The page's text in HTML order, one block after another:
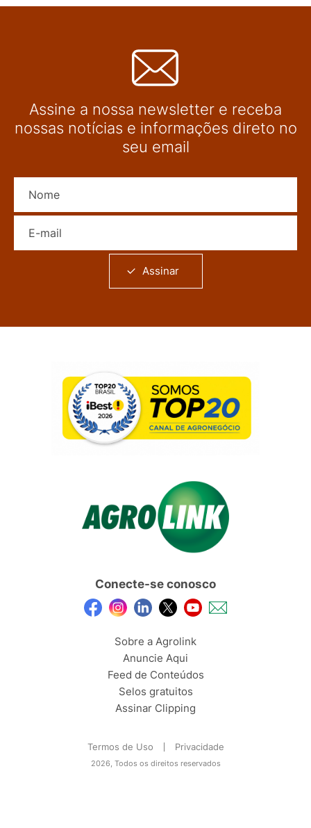
Assine a nossa newsletter e receba
nossas notícias e informações direto no
seu email
Assinar
Conecte-se conosco
Sobre a Agrolink
Anuncie Aqui
Feed de Conteúdos
Selos gratuitos
Assinar Clipping
Termos de Uso Privacidade
2026, Todos os direitos reservados